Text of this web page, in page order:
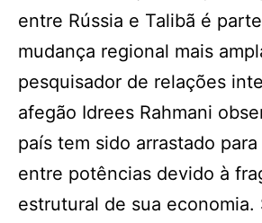
entre Rússia e Talibã é
mudança regional mais
pesquisador de relações
afegão Idrees Rahmani
país tem sido arrastado
entre potências devido à
estrutural de sua economia.